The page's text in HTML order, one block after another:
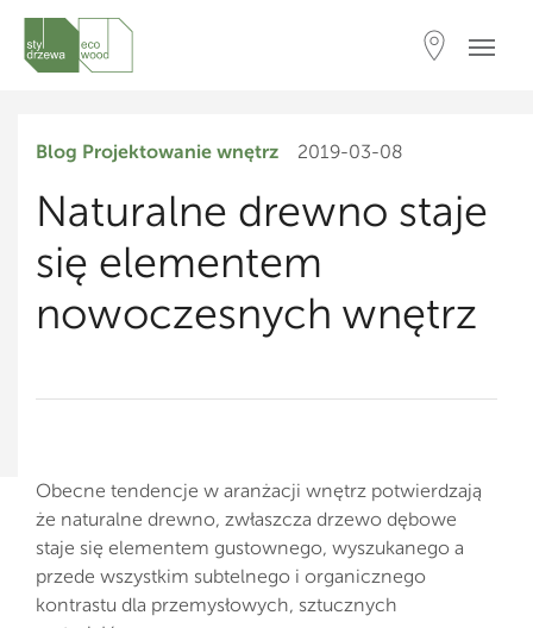
Blog Projektowanie wnętrz 2019-03-08
Naturalne drewno staje
się elementem
nowoczesnych wnętrz
Obecne tendencje w aranżacji wnętrz potwierdzają
że naturalne drewno, zwłaszcza drzewo dębowe
staje się elementem gustownego, wyszukanego a
przede wszystkim subtelnego i organicznego
kontrastu dla przemysłowych, sztucznych